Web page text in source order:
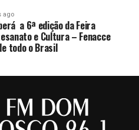
ago
a 6ª edição da Feira
e Cultura – Fenacce
todo o Brasil